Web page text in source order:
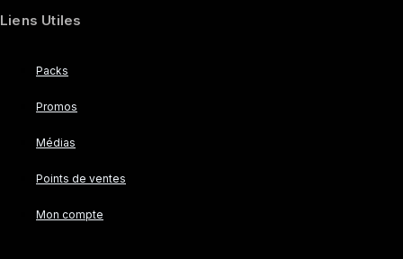
Liens Utiles
Packs
Promos
Médias
Points de ventes
Mon compte